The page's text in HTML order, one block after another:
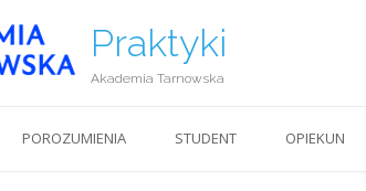
Praktyki
Akademia Tarnowska
POROZUMIENIA STUDENT OPIEKUN